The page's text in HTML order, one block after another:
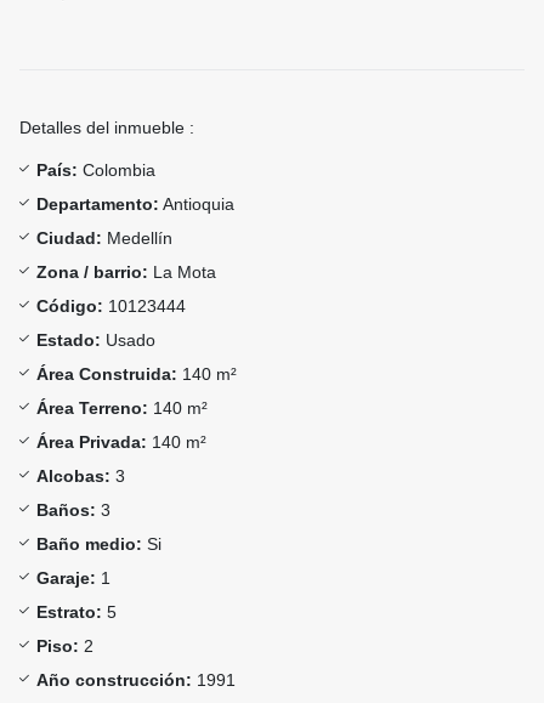
Detalles del inmueble :
País: Colombia
Departamento: Antioquia
Ciudad: Medellín
Zona / barrio: La Mota
Código: 10123444
Estado: Usado
Área Construida: 140 m²
Área Terreno: 140 m²
Área Privada: 140 m²
Alcobas: 3
Baños: 3
Baño medio: Si
Garaje: 1
Estrato: 5
Piso: 2
Año construcción: 1991